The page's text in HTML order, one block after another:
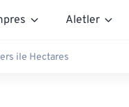
Aletler
ile Hectares